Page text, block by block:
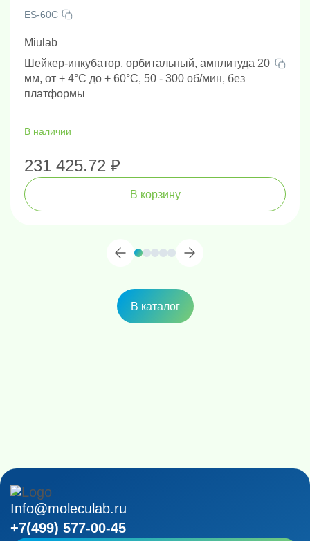
ES-60C
Miulab
Шейкер-инкубатор, орбитальный, амплитуда 20
мм, от + 4°С до + 60°С, 50 - 300 об/мин, без
платформы
В наличии
231 425.72 ₽
В корзину
В каталог
Info@moleculab.ru
+7(499) 577-00-45